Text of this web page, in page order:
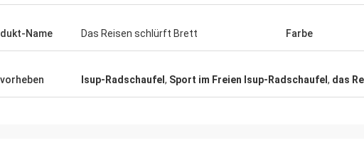
Name Das Reisen schlürft Brett Farbe
Isup-Radschaufel , Sport im Freien Isup-Radschaufel , das